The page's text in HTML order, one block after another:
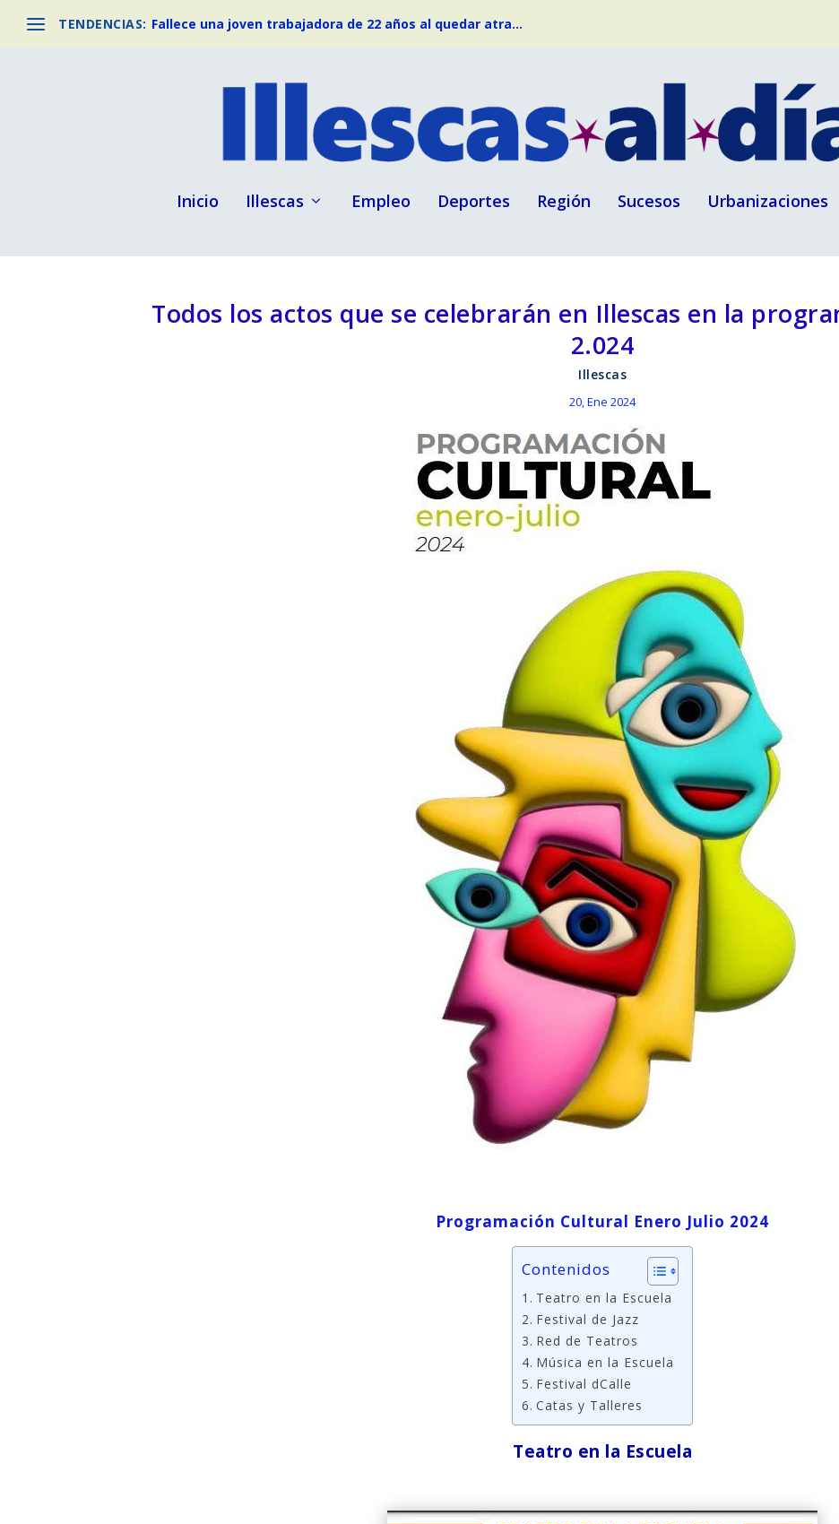
TENDENCIAS: Fallece una joven trabajadora de 22 años al quedar atra...
Inicio Illescas Empleo Deportes Región Sucesos Urbanizaciones
Todos los actos que se celebrarán en Illescas en la
2.024
Illescas
20, Ene 2024
Programación Cultural Enero Julio 2024
Contenidos
Teatro en la Escuela
Festival de Jazz
Red de Teatros
Música en la Escuela
Festival dCalle
Catas y Talleres
Teatro en la Escuela